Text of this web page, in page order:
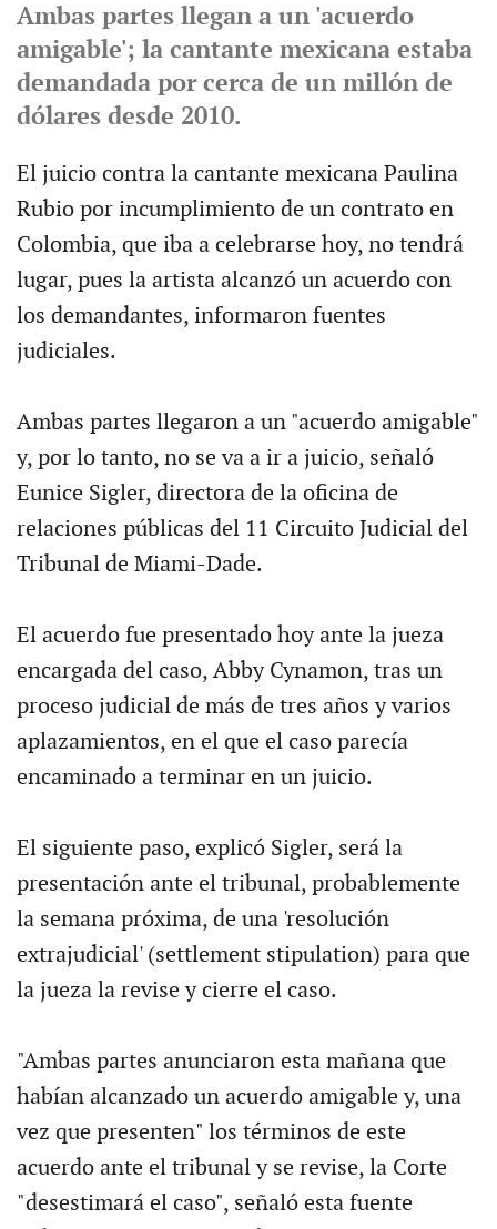
Ambas partes llegan a un 'acuerdo
amigable'; la cantante mexicana estaba
demandada por cerca de un millón de
dólares desde 2010.
El juicio contra la cantante mexicana Paulina
Rubio por incumplimiento de un contrato en
Colombia, que iba a celebrarse hoy, no tendrá
lugar, pues la artista alcanzó un acuerdo con
los demandantes, informaron fuentes
judiciales.
Ambas partes llegaron a un "acuerdo amigable"
y, por lo tanto, no se va a ir a juicio, señaló
Eunice Sigler, directora de la oficina de
relaciones públicas del 11 Circuito Judicial del
Tribunal de Miami-Dade.
El acuerdo fue presentado hoy ante la jueza
encargada del caso, Abby Cynamon, tras un
proceso judicial de más de tres años y varios
aplazamientos, en el que el caso parecía
encaminado a terminar en un juicio.
El siguiente paso, explicó Sigler, será la
presentación ante el tribunal, probablemente
la semana próxima, de una 'resolución
extrajudicial' (settlement stipulation) para que
la jueza la revise y cierre el caso.
"Ambas partes anunciaron esta mañana que
habían alcanzado un acuerdo amigable y, una
vez que presenten" los términos de este
acuerdo ante el tribunal y se revise, la Corte
"desestimará el caso", señaló esta fuente